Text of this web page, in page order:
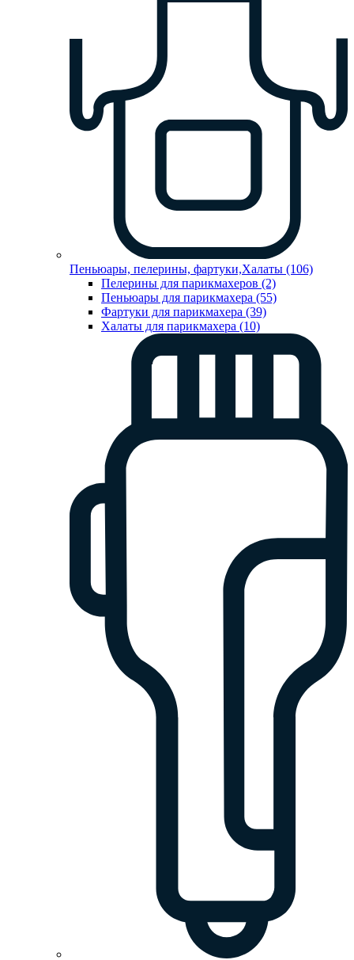
Пеньюары, пелерины, фартуки,Халаты (106)
Пелерины для парикмахеров (2)
Пеньюары для парикмахера (55)
Фартуки для парикмахера (39)
Халаты для парикмахера (10)